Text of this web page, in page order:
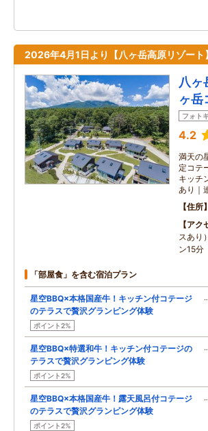
2026年4月1日より【八ヶ岳高原リゾート
八ヶ
ヶ岳
フォト
4.2
満天の
定コテ
キッチ
あり｜
住所
アク
スあり
ン15分
「部屋食」を含む宿泊プラン
星空BBQ×本格国産牛！キッチン付コテージ
のテラスで贅沢グランピング体験
ポイント2%
星空BBQ×特選和牛！キッチン付コテージの
テラスで贅沢グランピング体験
ポイント2%
星空BBQ×本格国産牛！露天風呂付コテージ
のテラスで贅沢グランピング体験
ポイント2%